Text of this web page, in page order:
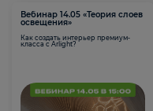
Вебинар 14.05 «Теория слоев
освещения»
Как создать интерьер премиум-
класса с Arlight?